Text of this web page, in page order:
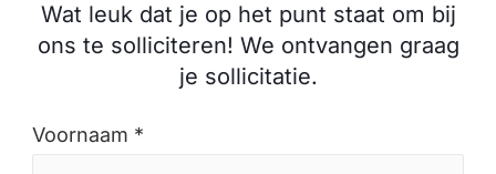
Wat leuk dat je op het punt staat om bij
ons te solliciteren! We ontvangen graag
je sollicitatie.
Voornaam *